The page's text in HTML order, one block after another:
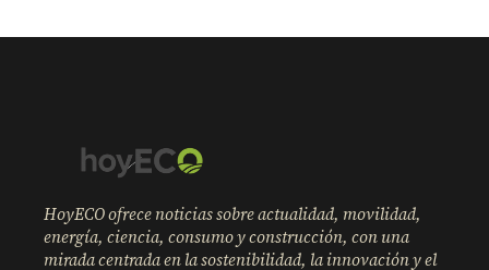
HoyECO ofrece noticias sobre actualidad, movilidad,
energía, ciencia, consumo y construcción, con una
mirada centrada en la sostenibilidad, la innovación y el